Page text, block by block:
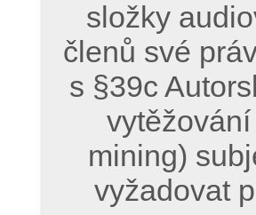
složky
členů své
s §39c
mining)
vyžadovat